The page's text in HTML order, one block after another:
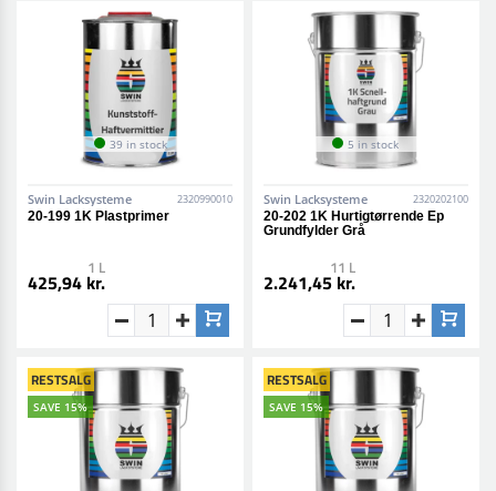
39 in stock
Swin Lacksysteme 2320990010
20-199 1K Plastprimer
1 L
425,94 kr.
5 in stock
Swin Lacksysteme 2320202100
20-202 1K Hurtigtørrende Ep
Grundfylder Grå
11 L
2.241,45 kr.
RESTSALG
SAVE 15%
RESTSALG
SAVE 15%